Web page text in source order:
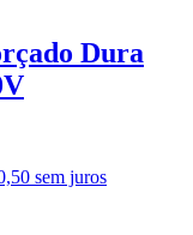
Dura
sem juros